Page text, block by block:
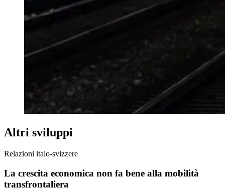
Altri sviluppi
Relazioni italo-svizzere
La crescita economica non fa bene alla mobilità
transfrontaliera